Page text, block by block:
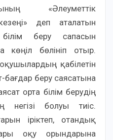
«Әлеуметтік
деп аталатын
білім беру сапасын
көңіл бөлініп отыр.
қабілетін
бағдар беру саясатына
орта білім берудің
негізі болуы тиіс.
іріктеп, отандық
оқу орындарына